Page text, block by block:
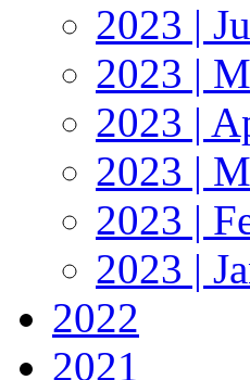
2023 |
2023 |
2023 |
2023 |
2023 |
2023 |
2022
2021